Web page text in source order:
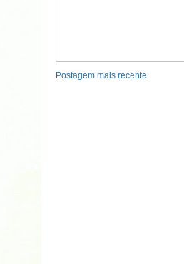
Postagem mais recente